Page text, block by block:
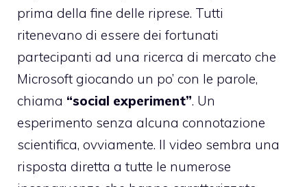
prima della fine delle riprese. Tutti
ritenevano di essere dei fortunati
partecipanti ad una ricerca di mercato che
Microsoft giocando un po’ con le parole,
chiama “social experiment”. Un
esperimento senza alcuna connotazione
scientifica, ovviamente. Il video sembra una
risposta diretta a tutte le numerose